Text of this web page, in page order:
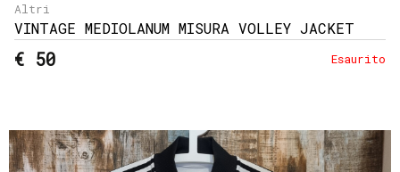
Altri
VINTAGE MEDIOLANUM MISURA VOLLEY JACKET
€ 50 Esaurito